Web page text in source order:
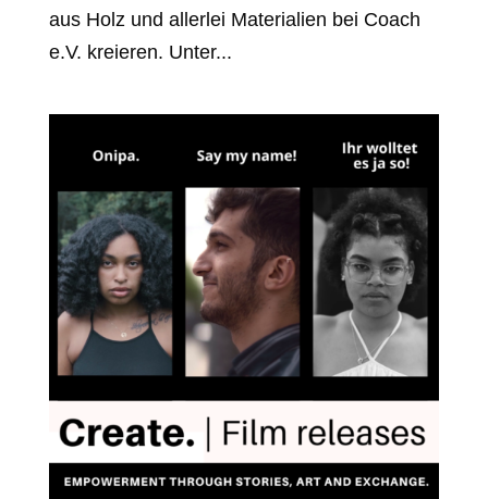
aus Holz und allerlei Materialien bei Coach
e.V. kreieren. Unter...